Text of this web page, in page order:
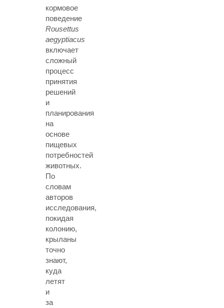
кормовое
поведение
Rousettus
aegyptiacus
включает
сложный
процесс
принятия
решений
и
планирования
на
основе
пищевых
потребностей
животных.
По
словам
авторов
исследования,
покидая
колонию,
крыланы
точно
знают,
куда
летят
и
за